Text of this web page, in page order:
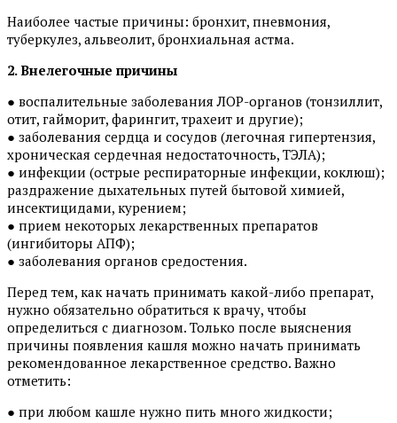
Наиболее частые причины: бронхит, пневмония,
туберкулез, альвеолит, бронхиальная астма.
2. Внелегочные причины
● воспалительные заболевания ЛОР-органов (тонзиллит,
отит, гайморит, фарингит, трахеит и другие);
● заболевания сердца и сосудов (легочная гипертензия,
хроническая сердечная недостаточность, ТЭЛА);
● инфекции (острые респираторные инфекции, коклюш);
раздражение дыхательных путей бытовой химией,
инсектицидами, курением;
● прием некоторых лекарственных препаратов
(ингибиторы АПФ);
● заболевания органов средостения.
Перед тем, как начать принимать какой-либо препарат,
нужно обязательно обратиться к врачу, чтобы
определиться с диагнозом. Только после выяснения
причины появления кашля можно начать принимать
рекомендованное лекарственное средство. Важно
отметить:
● при любом кашле нужно пить много жидкости;